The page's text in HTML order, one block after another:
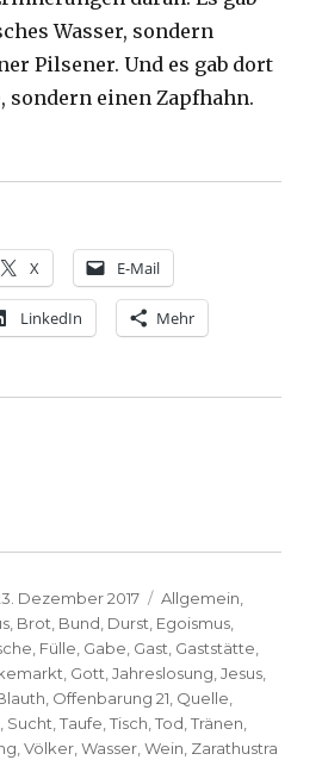
Wasser, sondern
Pilsener. Und es gab dort
sondern einen Zapfhahn.
Jahreslosung 2018, Christoph
X E-Mail
LinkedIn Mehr
Dezember 2017 Kategorien
Allgemein,
, Brot, Bund, Durst, Egoismus,
, Fülle, Gabe, Gast, Gaststätte,
, Gott,Jahreslosung,Jesus,
, Offenbarung 21, Quelle,
, Sucht,Taufe,Tisch,Tod,Tränen,
,Völker,Wasser,Wein, Zarathustra